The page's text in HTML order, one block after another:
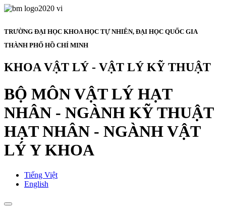
TRƯỜNG ĐẠI HỌC KHOA HỌC TỰ NHIÊN, ĐẠI HỌC QUỐC GIA
THÀNH PHỐ HỒ CHÍ MINH
KHOA VẬT LÝ - VẬT LÝ KỸ THUẬT
BỘ MÔN VẬT LÝ HẠT
NHÂN - NGÀNH KỸ THUẬT
HẠT NHÂN - NGÀNH VẬT
LÝ Y KHOA
Tiếng Việt
English